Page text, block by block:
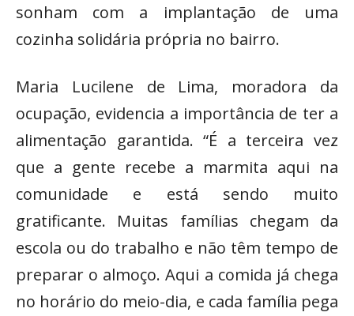
sonham com a implantação de uma
cozinha solidária própria no bairro.
Maria Lucilene de Lima, moradora da
ocupação, evidencia a importância de ter a
alimentação garantida. “É a terceira vez
que a gente recebe a marmita aqui na
comunidade e está sendo muito
gratificante. Muitas famílias chegam da
escola ou do trabalho e não têm tempo de
preparar o almoço. Aqui a comida já chega
no horário do meio-dia, e cada família pega